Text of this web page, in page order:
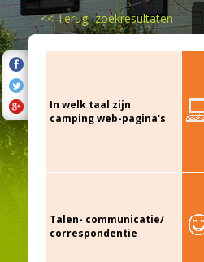
<<Terug- zoekresultaten
In welk taal zijn
camping web-pagina's
Talen- communicatie/
correspondentie